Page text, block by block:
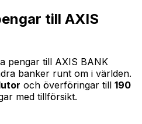
till AXIS
pengar till AXIS BANK
banker runt om i världen.
och överföringar till 190
med tillförsikt.